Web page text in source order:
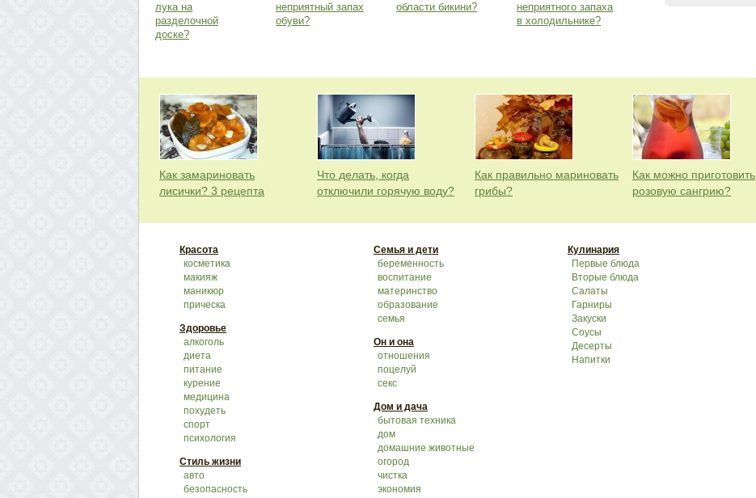
лука на
разделочной
доске?
неприятный запах
обуви?
области бикини?
неприятного запаха
в холодильнике?
Как замариновать
лисички? 3 рецепта
Что делать, когда
отключили горячую воду?
Как правильно мариновать
грибы?
Как можно приготовить
розовую сангрию?
Красота
косметика
макияж
маникюр
прическа
Здоровье
алкоголь
диета
питание
курение
медицина
похудеть
спорт
психология
Стиль жизни
авто
безопасность
Семья и дети
беременность
воспитание
материнство
образование
семья
Он и она
отношения
поцелуй
секс
Дом и дача
бытовая техника
дом
домашние животные
огород
чистка
экономия
Кулинария
Первые блюда
Вторые блюда
Салаты
Гарниры
Закуски
Соусы
Десерты
Напитки